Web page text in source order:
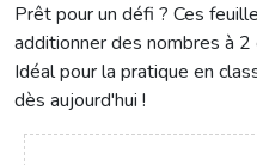
Prêt pour un défi ? Ces
additionner des nombres à
Idéal pour la pratique en
dès aujourd'hui !